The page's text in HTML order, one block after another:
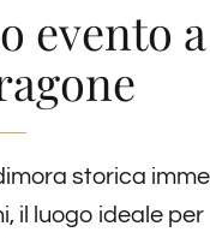
evento a
storica
il luogo ideale per